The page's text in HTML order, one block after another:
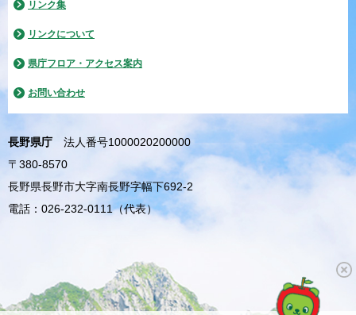
リンク集
リンクについて
県庁フロア・アクセス案内
お問い合わせ
長野県庁
法人番号1000020200000
〒380-8570
長野県長野市大字南長野字幅下692-2
電話：026-232-0111（代表）